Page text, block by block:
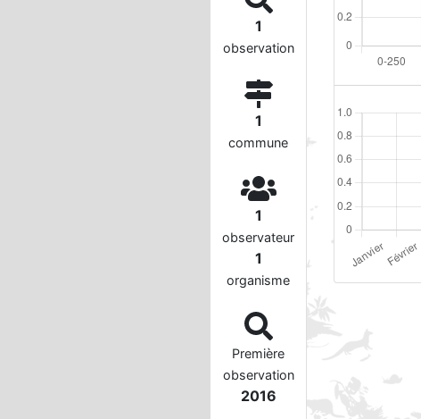
1
observation
1
commune
1
observateur
1
organisme
Première
observation
2016